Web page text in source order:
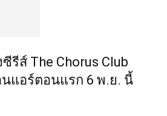
รีส์ The Chorus Club
นแอร์ตอนแรก 6 พ.ย. นี้